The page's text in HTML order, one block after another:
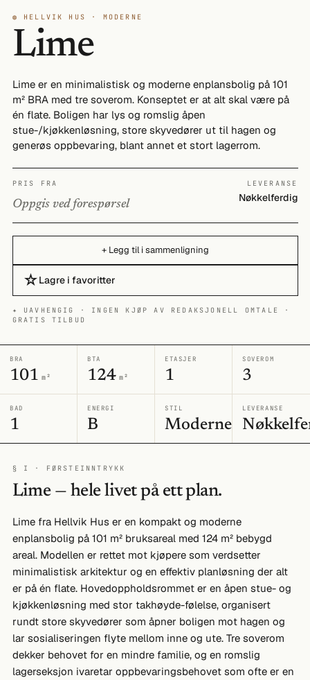
◍ HELLVIK HUS · MODERNE
Lime
Lime er en minimalistisk og moderne enplansbolig på 101
m² BRA med tre soverom. Konseptet er at alt skal være på
én flate. Boligen har lys og romslig åpen
stue-/kjøkkenløsning, store skyvedører ut til hagen og
generøs oppbevaring, blant annet et stort lagerrom.
PRIS FRA
Oppgis ved forespørsel
LEVERANSE
Nøkkelferdig
+ Legg til i sammenligning
☆Lagre i favoritter
✦ UAVHENGIG · INGEN KJØP AV REDAKSJONELL OMTALE ·
GRATIS TILBUD
BRA
101 m²
BTA
124 m²
ETASJER
1
SOVEROM
3
BAD
1
ENERGI
B
STIL
Moderne
LEVERANSE
§ I · FØRSTEINNTRYKK
Lime — hele livet på ett plan.
Lime fra Hellvik Hus er en kompakt og moderne
enplansbolig på 101 m² bruksareal med 124 m² bebygd
areal. Modellen er rettet mot kjøpere som verdsetter
minimalistisk arkitektur og en effektiv planløsning der alt
er på én flate. Hovedoppholdsrommet er en åpen stue- og
kjøkkenløsning med stor takhøyde-følelse, organisert
rundt store skyvedører som åpner boligen mot hagen og
lar sosialiseringen flyte mellom inne og ute. Tre soverom
dekker behovet for en mindre familie, og en romslig
lagerseksjon ivaretar oppbevaringsbehovet som ofte er en